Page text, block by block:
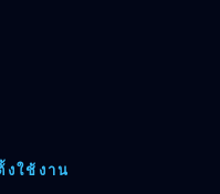
ใช้งาน